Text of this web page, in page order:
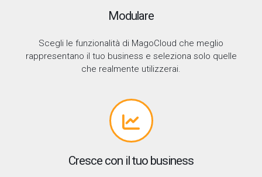
Modulare
Scegli le funzionalità di MagoCloud che meglio
rappresentano il tuo business e seleziona solo quelle
che realmente utilizzerai.
Cresce con il tuo business